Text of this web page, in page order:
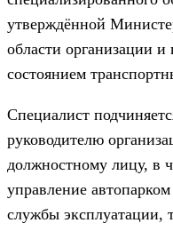
утверждённой
области организации и
состоянием
Специалист
руководителю
должностному лицу, в
управление
службы эксплуатации,